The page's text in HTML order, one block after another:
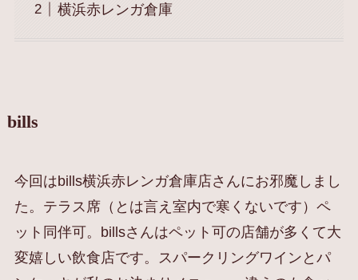
横浜赤レンガ倉庫
bills
今回はbills横浜赤レンガ倉庫店さんにお邪魔しまし
た。テラス席（とは言え室内で寒くないです）ペ
ット同伴可。billsさんはペット可の店舗が多くて大
変嬉しい飲食店です。スパークリングワインとパ